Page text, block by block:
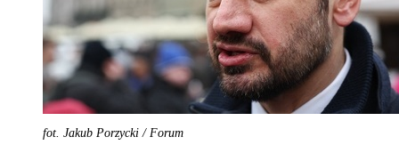
fot. Jakub Porzycki / Forum